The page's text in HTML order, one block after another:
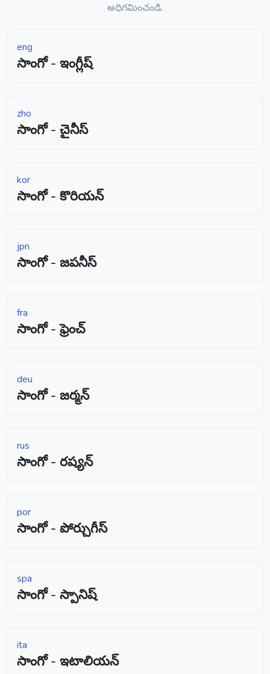
అధిగమించండి.
eng
సాంగో - ఇంగ్లీష్
zho
సాంగో - చైనీస్
kor
సాంగో - కొరియన్
jpn
సాంగో - జపనీస్
fra
సాంగో - ఫ్రెంచ్
deu
సాంగో - జర్మన్
rus
సాంగో - రష్యన్
por
సాంగో - పోర్చుగీస్
spa
సాంగో - స్పానిష్
ita
సాంగో - ఇటాలియన్